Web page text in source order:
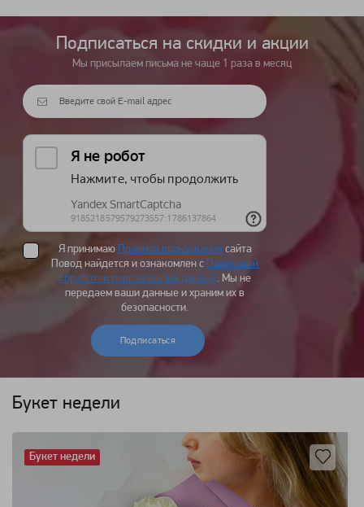
Подписаться на cкидки и акции
Мы присылаем письма не чаще 1 раза в месяц
Я принимаю Правила пользования сайта
Повод найдется и ознакомлен с Политикой
обработки персональных данных. Мы не
передаем ваши данные и храним их в
безопасности.
Подписаться
Букет недели
Букет недели